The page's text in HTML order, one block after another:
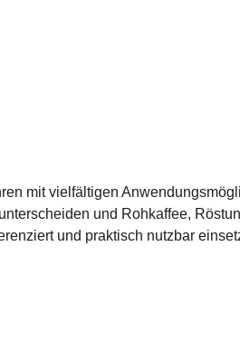
mit vielfältigen
und Rohkaffee,
und praktisch nutzbar